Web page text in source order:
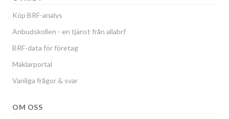
Köp BRF-analys
Anbudskollen - en tjänst från allabrf
BRF-data för företag
Mäklarportal
Vanliga frågor & svar
OM OSS